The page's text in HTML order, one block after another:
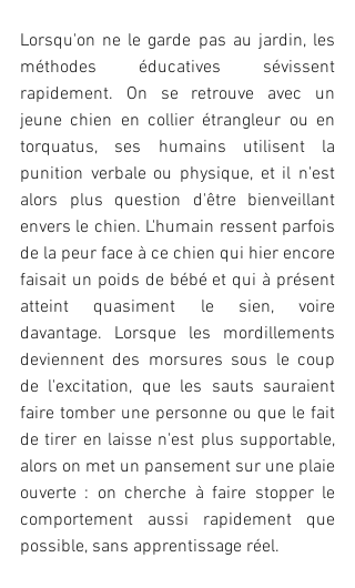
Lorsqu'on ne le garde pas au jardin, les
méthodes éducatives sévissent
rapidement. On se retrouve avec un
jeune chien en collier étrangleur ou en
torquatus, ses humains utilisent la
punition verbale ou physique, et il n'est
alors plus question d'être bienveillant
envers le chien. L'humain ressent parfois
de la peur face à ce chien qui hier encore
faisait un poids de bébé et qui à présent
atteint quasiment le sien, voire
davantage. Lorsque les mordillements
deviennent des morsures sous le coup
de l'excitation, que les sauts sauraient
faire tomber une personne ou que le fait
de tirer en laisse n'est plus supportable,
alors on met un pansement sur une plaie
ouverte : on cherche à faire stopper le
comportement aussi rapidement que
possible, sans apprentissage réel.